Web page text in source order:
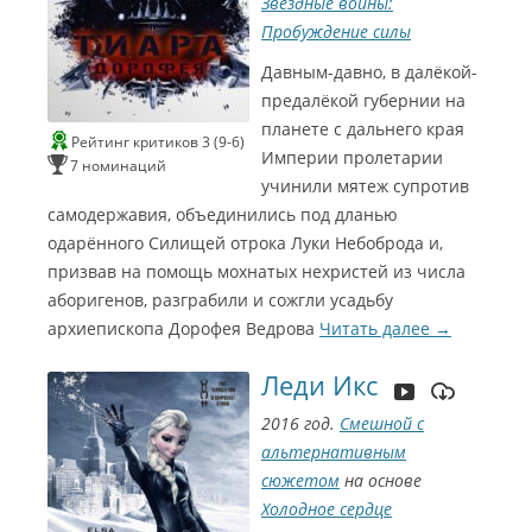
р
о
г
о
п
л
а
а
U
t
a
)
о
н
а
С
Ш
е
к
и
н
м
П
а
с
а
р
а
)
С
и
н
е
Г
о
э
р
2
0
1
Б
р
н
з
в
а
я
р
е
м
и
я
П
э
у
ч
ш
я
а
к
р
и
с
о
з
у
и
в
т
о
у
ч
ш
я
а
к
р
и
с
о
з
у
и
D
a
l
С
и
н
е
Г
о
м
р
2
Рейтинг критиков 3 (9-6)
7 номинаций
Пробуждение силы
Давным-давно, в далёкой-
предалёкой губернии на
планете с дальнего края
Империи пролетарии
учинили мятеж супротив
самодержавия, объединились под дланью
одарённого Силищей отрока Луки Небоброда и,
призвав на помощь мохнатых нехристей из числа
аборигенов, разграбили и сожгли усадьбу
архиепископа Дорофея Ведрова Читать далее →
Леди Икс
2016 год. Смешной с
альтернативным
сюжетом на основе
Холодное сердце